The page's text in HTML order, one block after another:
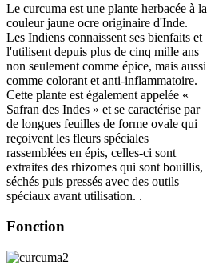
Le curcuma est une plante herbacée à la
couleur jaune ocre originaire d'Inde.
Les Indiens connaissent ses bienfaits et
l'utilisent depuis plus de cinq mille ans
non seulement comme épice, mais aussi
comme colorant et anti-inflammatoire.
Cette plante est également appelée «
Safran des Indes » et se caractérise par
de longues feuilles de forme ovale qui
reçoivent les fleurs spéciales
rassemblées en épis, celles-ci sont
extraites des rhizomes qui sont bouillis,
séchés puis pressés avec des outils
spéciaux avant utilisation. .
Fonction